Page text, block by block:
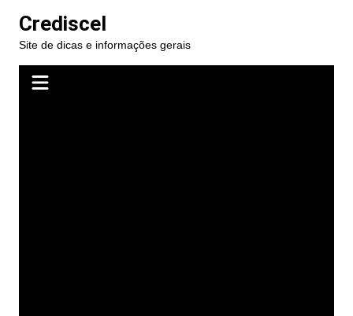
para
conteúdo
Crediscel
Site de dicas e informações gerais